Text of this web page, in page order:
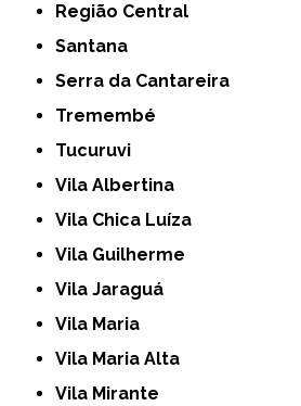
Região Central
Santana
Serra da Cantareira
Tremembé
Tucuruvi
Vila Albertina
Vila Chica Luíza
Vila Guilherme
Vila Jaraguá
Vila Maria
Vila Maria Alta
Vila Mirante